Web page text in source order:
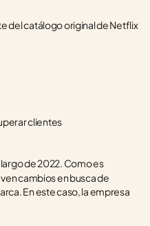
del catálogo original de Netflix
clientes
largo de 2022. Como es
cambios en busca de
En este caso, la empresa